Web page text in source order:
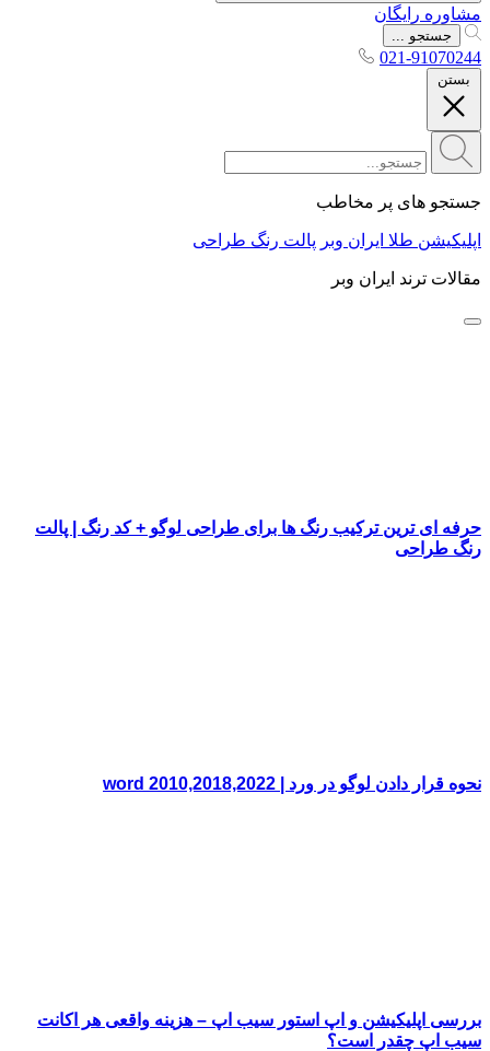
مشاوره رایگان
جستجو ...
021-91070244
بستن
جستجو های پر مخاطب
اپلیکیشن طلا ایران وبر پالت رنگ طراحی
مقالات ترند ایران وبر
حرفه ای ترین ترکیب رنگ ها برای طراحی لوگو + کد رنگ | پالت
رنگ طراحی
نحوه قرار دادن لوگو در ورد | word 2010,2018,2022
بررسی اپلیکیشن و اپ استور سیب اپ – هزینه واقعی هر اکانت
سیب اپ چقدر است؟